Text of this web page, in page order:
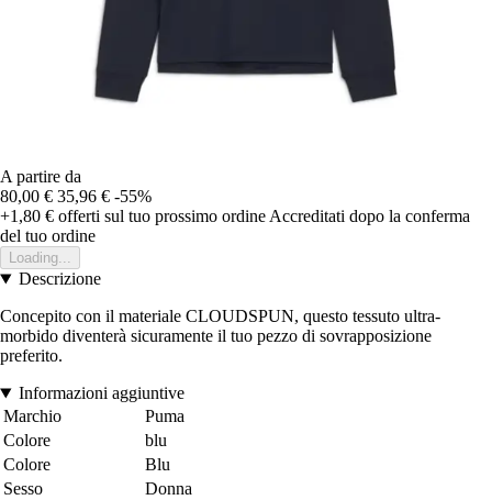
A partire da
80,00 € 35,96 € -55%
+1,80 € offerti sul tuo prossimo ordine Accreditati dopo la conferma
del tuo ordine
Loading...
Descrizione
Concepito con il materiale CLOUDSPUN, questo tessuto ultra-
morbido diventerà sicuramente il tuo pezzo di sovrapposizione
preferito.
Informazioni aggiuntive
Marchio
Puma
Colore
blu
Colore
Blu
Sesso
Donna